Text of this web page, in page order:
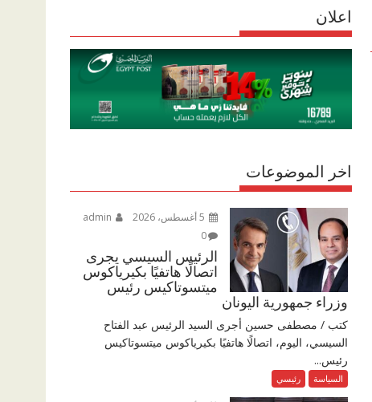
اعلان
اخر الموضوعات
0
الرئيس السيسي يجرى
اتصالًا هاتفيًا بكيرياكوس
ميتسوتاكيس رئيس
وزراء جمهورية اليونان
كتب / مصطفى حسين أجرى السيد الرئيس عبد الفتاح
السيسي، اليوم، اتصالًا هاتفيًا بكيرياكوس ميتسوتاكيس
رئيس...
السياسة رئيسي